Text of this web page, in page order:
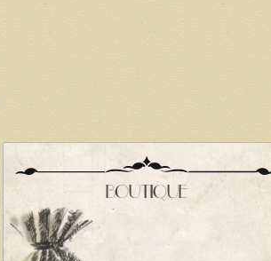
BOUTIQUE